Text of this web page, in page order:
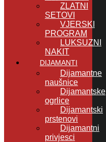
ZLATNI
SETOVI
VJERSKI
PROGRAM
LUKSUZNI
NAKIT
DIJAMANTI
Dijamantne
naušnice
Dijamantske
ogrlice
Dijamantski
prstenovi
Dijamantni
privjesci